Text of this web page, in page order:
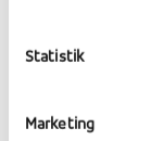
Statistik
Marketing